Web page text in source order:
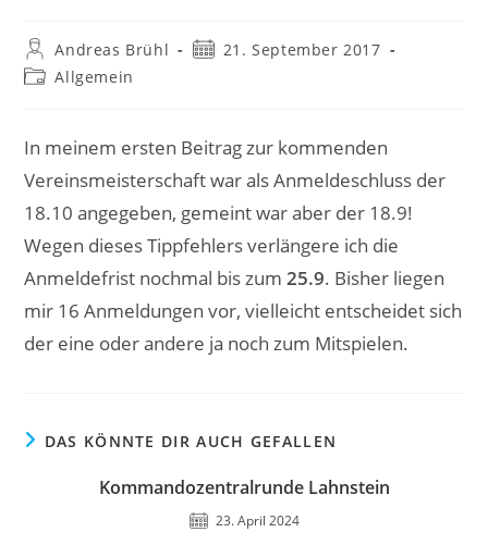
Beitrags-
Autor:
Andreas Brühl
Beitrag21. September 2017
Beitrags-
Allgemein
In meinem ersten Beitrag zur kommenden
Vereinsmeisterschaft war als Anmeldeschluss der
18.10 angegeben, gemeint war aber der 18.9!
Wegen dieses Tippfehlers verlängere ich die
Anmeldefrist nochmal bis zum25.9. Bisher liegen
mir 16 Anmeldungen vor, vielleicht entscheidet sich
der eine oder andere ja noch zum Mitspielen.
DAS KÖNNTE DIR AUCH GEFALLEN
Kommandozentralrunde Lahnstein
23. April 2024